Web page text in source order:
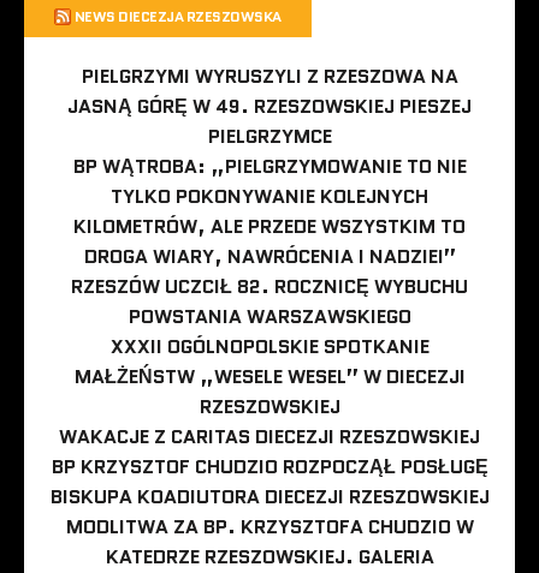
NEWS DIECEZJA RZESZOWSKA
PIELGRZYMI WYRUSZYLI Z RZESZOWA NA
JASNĄ GÓRĘ W 49. RZESZOWSKIEJ PIESZEJ
PIELGRZYMCE
BP WĄTROBA: „PIELGRZYMOWANIE TO NIE
TYLKO POKONYWANIE KOLEJNYCH
KILOMETRÓW, ALE PRZEDE WSZYSTKIM TO
DROGA WIARY, NAWRÓCENIA I NADZIEI”
RZESZÓW UCZCIŁ 82. ROCZNICĘ WYBUCHU
POWSTANIA WARSZAWSKIEGO
XXXII OGÓLNOPOLSKIE SPOTKANIE
MAŁŻEŃSTW „WESELE WESEL” W DIECEZJI
RZESZOWSKIEJ
WAKACJE Z CARITAS DIECEZJI RZESZOWSKIEJ
BP KRZYSZTOF CHUDZIO ROZPOCZĄŁ POSŁUGĘ
BISKUPA KOADIUTORA DIECEZJI RZESZOWSKIEJ
MODLITWA ZA BP. KRZYSZTOFA CHUDZIO W
KATEDRZE RZESZOWSKIEJ. GALERIA